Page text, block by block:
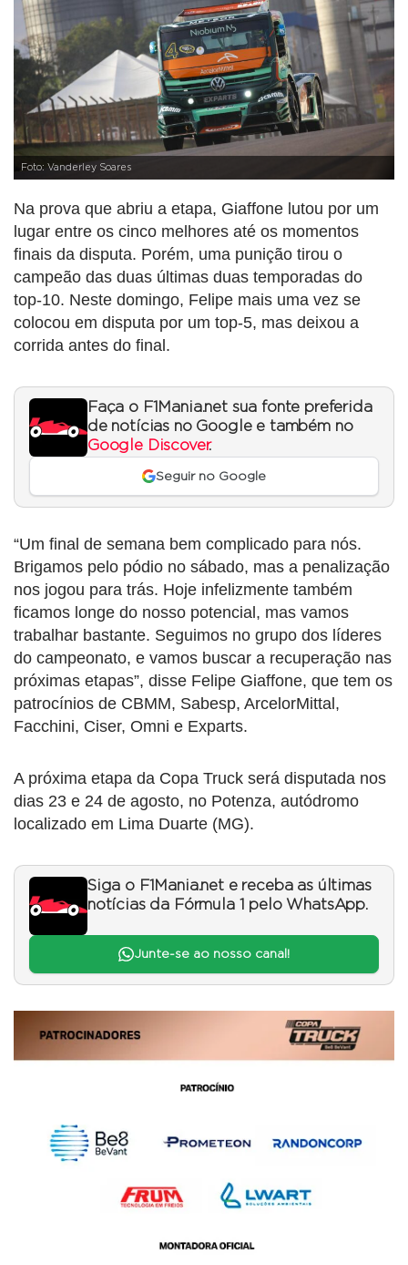
Foto: Vanderley Soares
Na prova que abriu a etapa, Giaffone lutou por um
lugar entre os cinco melhores até os momentos
finais da disputa. Porém, uma punição tirou o
campeão das duas últimas duas temporadas do
top-10. Neste domingo, Felipe mais uma vez se
colocou em disputa por um top-5, mas deixou a
corrida antes do final.
Faça o F1Mania.net sua fonte preferida
de notícias no Google e também no
Google Discover.
Seguir no Google
“Um final de semana bem complicado para nós.
Brigamos pelo pódio no sábado, mas a penalização
nos jogou para trás. Hoje infelizmente também
ficamos longe do nosso potencial, mas vamos
trabalhar bastante. Seguimos no grupo dos líderes
do campeonato, e vamos buscar a recuperação nas
próximas etapas”, disse Felipe Giaffone, que tem os
patrocínios de CBMM, Sabesp, ArcelorMittal,
Facchini, Ciser, Omni e Exparts.
A próxima etapa da Copa Truck será disputada nos
dias 23 e 24 de agosto, no Potenza, autódromo
localizado em Lima Duarte (MG).
Siga o F1Mania.net e receba as últimas
notícias da Fórmula 1 pelo WhatsApp.
Junte-se ao nosso canal!